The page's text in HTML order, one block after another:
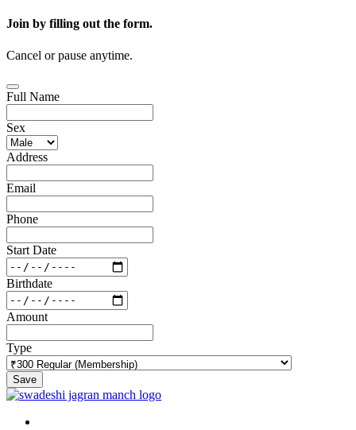
Join by filling out the form.
Cancel or pause anytime.
Full Name
Sex
Address
Email
Phone
Start Date
Birthdate
Amount
Type
Save